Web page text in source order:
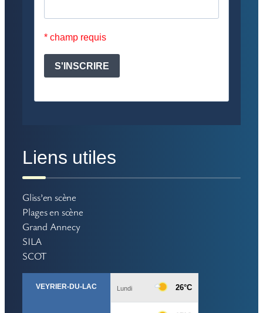
Liens utiles
Gliss’en scène
Plages en scène
Grand Annecy
SILA
SCOT